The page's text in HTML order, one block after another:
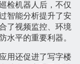
检机器人后，不仅
智能分析提升了安
了视频监控、环境
水平的重要利器。
用还促进了写字楼